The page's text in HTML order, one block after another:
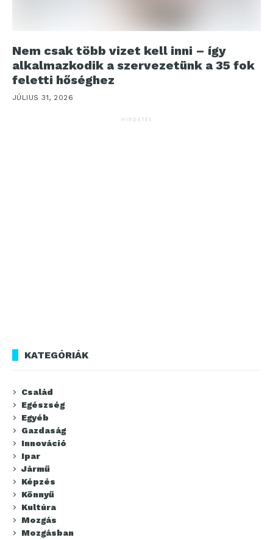
Nem csak több vizet kell inni – így
alkalmazkodik a szervezetünk a 35 fok
feletti hőséghez
JÚLIUS 31, 2026
HIRDETÉS
KATEGÓRIÁK
Család
Egészség
Egyéb
Gazdaság
Innováció
Ipar
Jármű
Képzés
Könnyű
Kultúra
Mozgás
Mozgásban